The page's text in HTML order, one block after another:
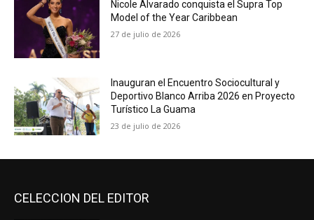
Nicole Alvarado conquista el Supra Top
Model of the Year Caribbean
27 de julio de 2026
Inauguran el Encuentro Sociocultural y
Deportivo Blanco Arriba 2026 en Proyecto
Turístico La Guama
23 de julio de 2026
CELECCION DEL EDITOR